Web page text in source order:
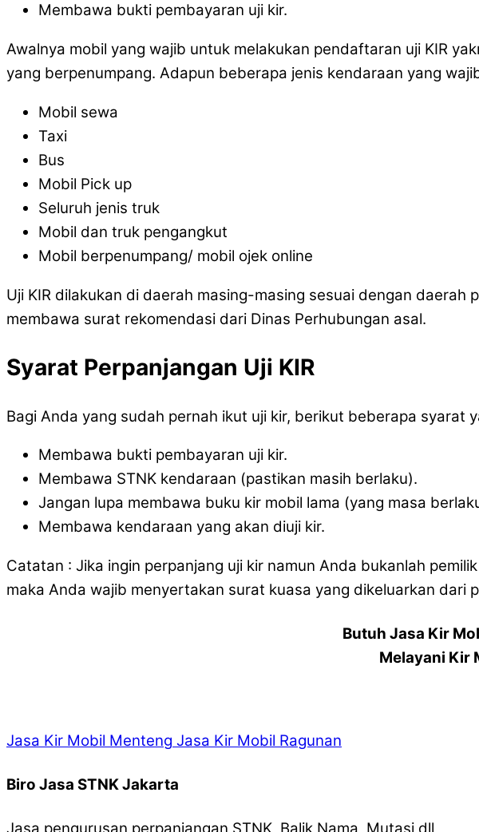
Membawa bukti pembayaran uji kir.
Awalnya mobil yang wajib untuk melakukan pendaftaran uji KIR
yang berpenumpang. Adapun beberapa jenis kendaraan yang
Mobil sewa
Taxi
Bus
Mobil Pick up
Seluruh jenis truk
Mobil dan truk pengangkut
Mobil berpenumpang/ mobil ojek online
Uji KIR dilakukan di daerah masing-masing sesuai dengan
membawa surat rekomendasi dari Dinas Perhubungan asal.
Syarat Perpanjangan Uji KIR
Bagi Anda yang sudah pernah ikut uji kir, berikut beberapa syarat
Membawa bukti pembayaran uji kir.
Membawa STNK kendaraan (pastikan masih berlaku).
Jangan lupa membawa buku kir mobil lama (yang masa
Membawa kendaraan yang akan diuji kir.
Catatan : Jika ingin perpanjang uji kir namun Anda bukanlah
maka Anda wajib menyertakan surat kuasa yang dikeluarkan dari
Butuh Jasa Kir
Melayani Kir
Jasa Kir Mobil Menteng Jasa Kir Mobil Ragunan
Biro Jasa STNK Jakarta